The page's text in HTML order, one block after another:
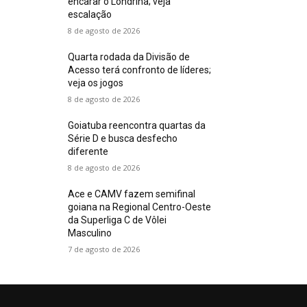
escalação
8 de agosto de 2026
Quarta rodada da Divisão de
Acesso terá confronto de líderes;
veja os jogos
8 de agosto de 2026
Goiatuba reencontra quartas da
Série D e busca desfecho
diferente
8 de agosto de 2026
Ace e CAMV fazem semifinal
goiana na Regional Centro-Oeste
da Superliga C de Vôlei
Masculino
7 de agosto de 2026